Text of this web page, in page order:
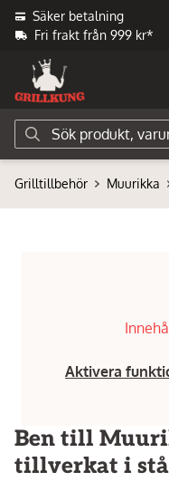
Säker betalning
Fri frakt från 999 kr*
Grilltillbehör Muurikka
Aktivera
Ben till
tillverkat i